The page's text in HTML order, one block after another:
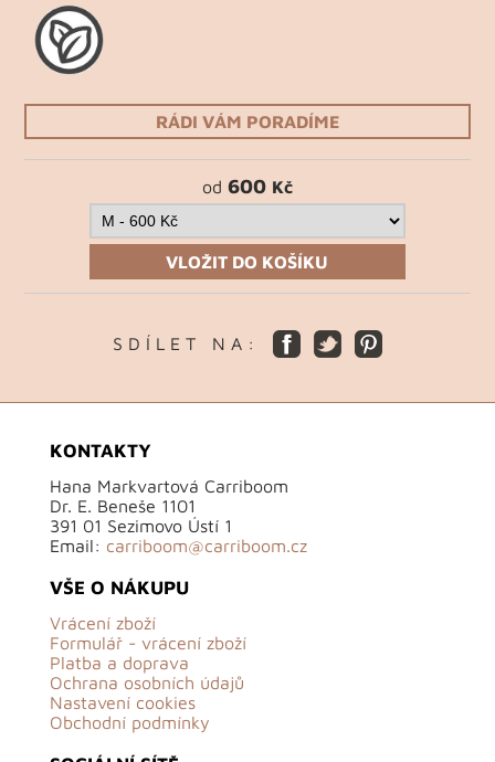
RÁDI VÁM PORADÍME
od 600 Kč
VLOŽIT DO KOŠÍKU
S D Í L E T N A :
KONTAKTY
Hana Markvartová Carriboom
Dr. E. Beneše 1101
391 01 Sezimovo Ústí 1
Email: carriboom@carriboom.cz
VŠE O NÁKUPU
Vrácení zboží
Formulář - vrácení zboží
Platba a doprava
Ochrana osobních údajů
Nastavení cookies
Obchodní podmínky